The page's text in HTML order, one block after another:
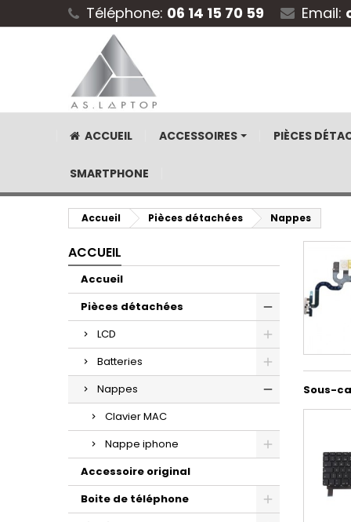
Téléphone: 06 14 15 70 59 Email:
ACCUEIL ACCESSOIRES PIÈCES
SMARTPHONE
Accueil Pièces détachées Nappes
ACCUEIL
Accueil
Pièces détachées
LCD
Batteries
Nappes
Clavier MAC
Nappe iphone
Accessoire original
Boite de téléphone
Sous-